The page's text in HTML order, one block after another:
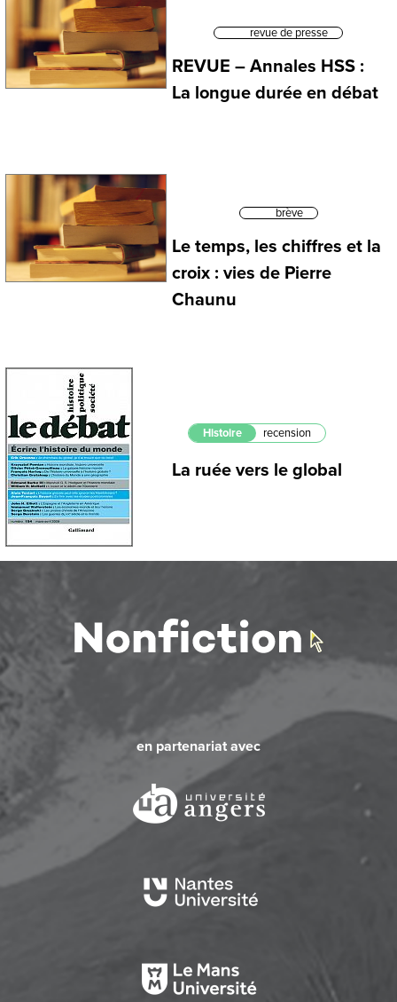
revue de presse
REVUE – Annales HSS :
La longue durée en débat
brève
Le temps, les chiffres et la
croix : vies de Pierre
Chaunu
Histoire recension
La ruée vers le global
en partenariat avec